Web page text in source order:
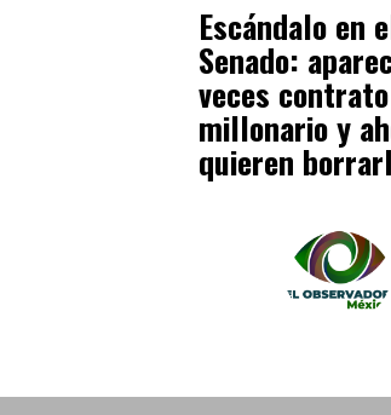
Escándalo en
Senado:
veces contrato
millonario y
quieren